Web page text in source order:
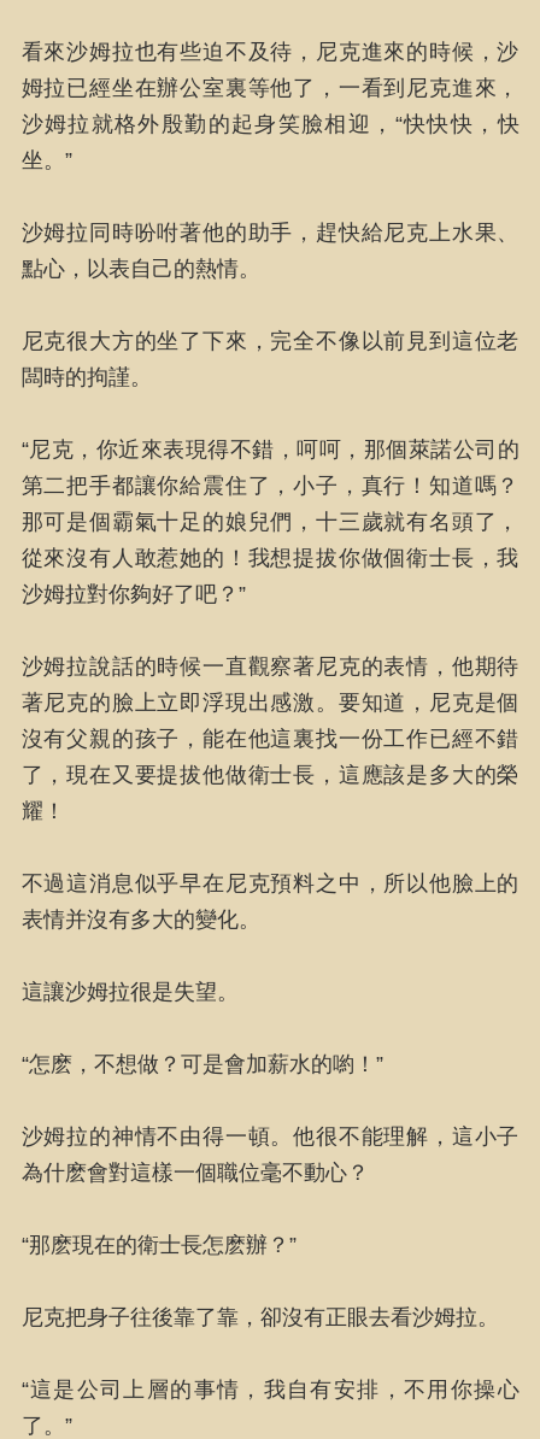
看來沙姆拉也有些迫不及待，尼克進來的時候，沙
姆拉已經坐在辦公室裏等他了，一看到尼克進來，
沙姆拉就格外殷勤的起身笑臉相迎，“快快快，快
坐。”
沙姆拉同時吩咐著他的助手，趕快給尼克上水果、
點心，以表自己的熱情。
尼克很大方的坐了下來，完全不像以前見到這位老
闆時的拘謹。
“尼克，你近來表現得不錯，呵呵，那個萊諾公司的
第二把手都讓你給震住了，小子，真行！知道嗎？
那可是個霸氣十足的娘兒們，十三歲就有名頭了，
從來沒有人敢惹她的！我想提拔你做個衛士長，我
沙姆拉對你夠好了吧？”
沙姆拉說話的時候一直觀察著尼克的表情，他期待
著尼克的臉上立即浮現出感激。要知道，尼克是個
沒有父親的孩子，能在他這裏找一份工作已經不錯
了，現在又要提拔他做衛士長，這應該是多大的榮
耀！
不過這消息似乎早在尼克預料之中，所以他臉上的
表情并沒有多大的變化。
這讓沙姆拉很是失望。
“怎麽，不想做？可是會加薪水的喲！”
沙姆拉的神情不由得一頓。他很不能理解，這小子
為什麽會對這樣一個職位毫不動心？
“那麽現在的衛士長怎麽辦？”
尼克把身子往後靠了靠，卻沒有正眼去看沙姆拉。
“這是公司上層的事情，我自有安排，不用你操心
了。”